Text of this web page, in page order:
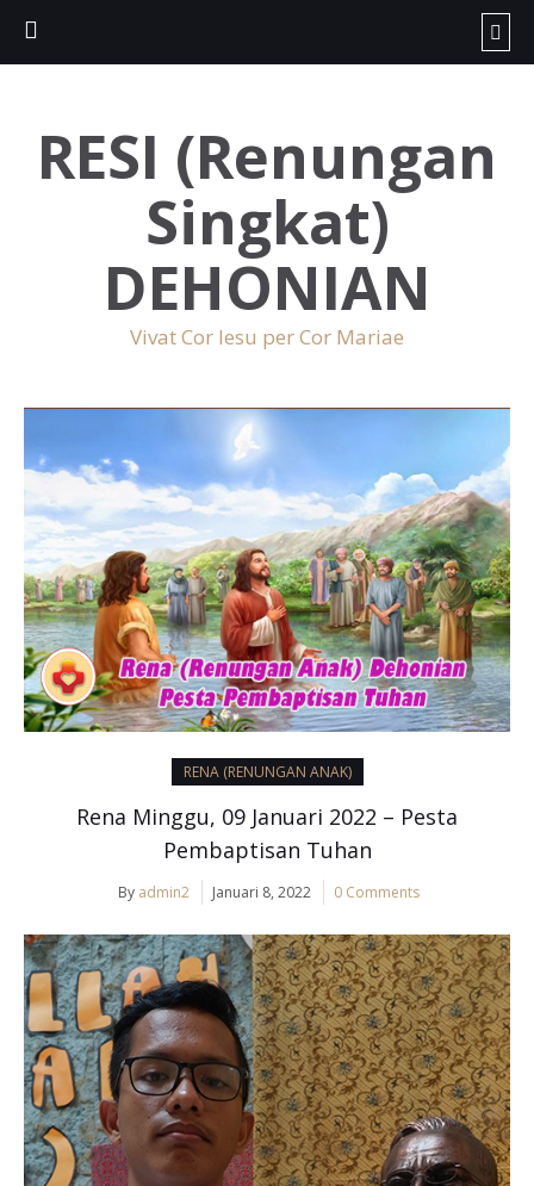
RESI (Renungan
Singkat)
DEHONIAN
Vivat Cor Iesu per Cor Mariae
RENA (RENUNGAN ANAK)
Rena Minggu, 09 Januari 2022 – Pesta
Pembaptisan Tuhan
By admin2 Januari 8, 2022 0 Comments